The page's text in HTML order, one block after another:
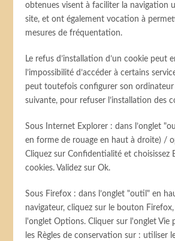
obtenues visent à faciliter la navigation
site, et ont également vocation à
mesures de fréquentation.
Le refus d’installation d’un cookie peut
l’impossibilité d’accéder à certains
peut toutefois configurer son ordinateur
suivante, pour refuser l’installation des
Sous Internet Explorer : dans l’onglet
en forme de rouage en haut à droite) /
Cliquez sur Confidentialité et choisissez
cookies. Validez sur Ok.
Sous Firefox : dans l’onglet "outil" en
navigateur, cliquez sur le bouton
l'onglet Options. Cliquer sur l'onglet Vie
les Règles de conservation sur : utiliser